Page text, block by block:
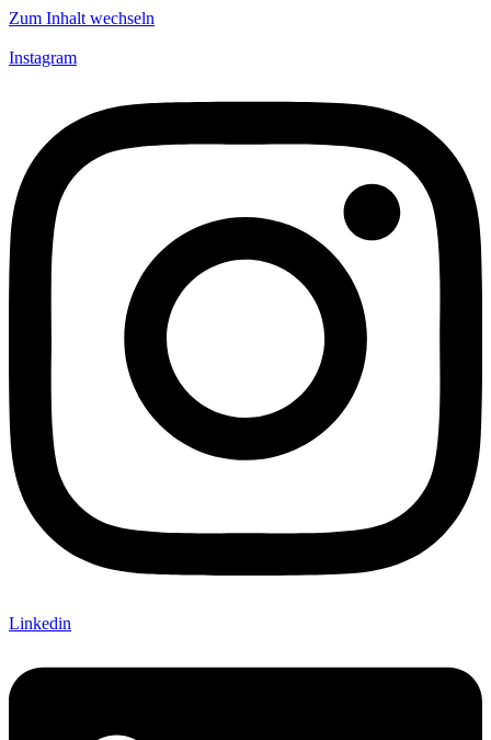
Zum Inhalt wechseln
Instagram
Linkedin